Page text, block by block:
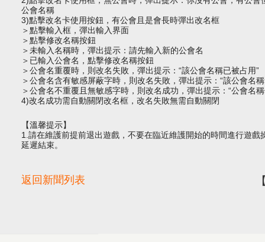
公會名稱
3)點擊改名卡使用按鈕，有公會且是會長時彈出改名框
＞點擊輸入框，彈出輸入界面
＞點擊修改名稱按鈕
＞未輸入名稱時，彈出提示：請先輸入新的公會名
＞已輸入公會名，點擊修改名稱按鈕
＞公會名重覆時，則改名失敗，彈出提示：“該公會名稱已被占用”
＞公會名含有敏感屏蔽字時，則改名失敗，彈出提示：“該公會名
＞公會名不重覆且無敏感字時，則改名成功，彈出提示：“公會名
4)改名成功需自動關閉改名框，改名失敗無需自動關閉
【溫馨提示】
1.請在維護前提前退出遊戲，不要在臨近維護開始的時間進行遊
延遲結束。
返回新聞列表